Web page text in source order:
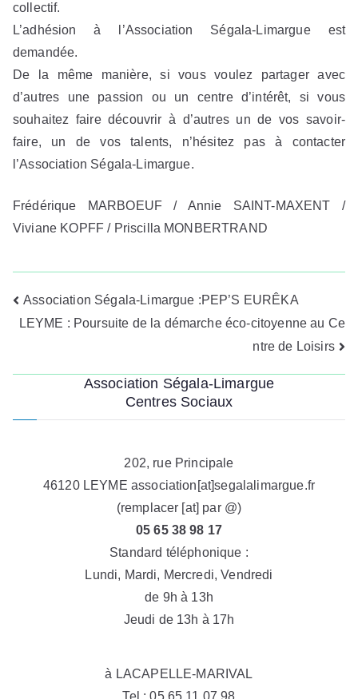
collectif.
L’adhésion à l’Association Ségala-Limargue est
demandée.
De la même manière, si vous voulez partager avec
d’autres une passion ou un centre d’intérêt, si vous
souhaitez faire découvrir à d’autres un de vos savoir-
faire, un de vos talents, n’hésitez pas à contacter
l’Association Ségala-Limargue.
Frédérique MARBOEUF / Annie SAINT-MAXENT /
Viviane KOPFF / Priscilla MONBERTRAND
Navigation
de
l’article
Association Ségala-Limargue :PEP’S EURÊKA
LEYME : Poursuite de la démarche éco-citoyenne au Ce
ntre de Loisirs
Association Ségala-Limargue
Centres Sociaux
202, rue Principale
46120 LEYME association[at]segalalimargue.fr
(remplacer [at] par @)
05 65 38 98 17
Standard téléphonique :
Lundi, Mardi, Mercredi, Vendredi
de 9h à 13h
Jeudi de 13h à 17h
à LACAPELLE-MARIVAL